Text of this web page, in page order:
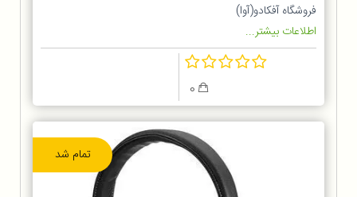
فروشگاه آفکادو(آوا)
اطلاعات بیشتر...
تمام شد